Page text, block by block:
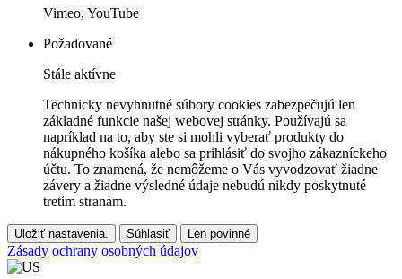
Vimeo, YouTube
Požadované
Stále aktívne
Technicky nevyhnutné súbory cookies zabezpečujú len
základné funkcie našej webovej stránky. Používajú sa
napríklad na to, aby ste si mohli vyberať produkty do
nákupného košíka alebo sa prihlásiť do svojho zákazníckeho
účtu. To znamená, že nemôžeme o Vás vyvodzovať žiadne
závery a žiadne výsledné údaje nebudú nikdy poskytnuté
tretím stranám.
Uložiť nastavenia. Súhlasiť Len povinné
Zásady ochrany osobných údajov